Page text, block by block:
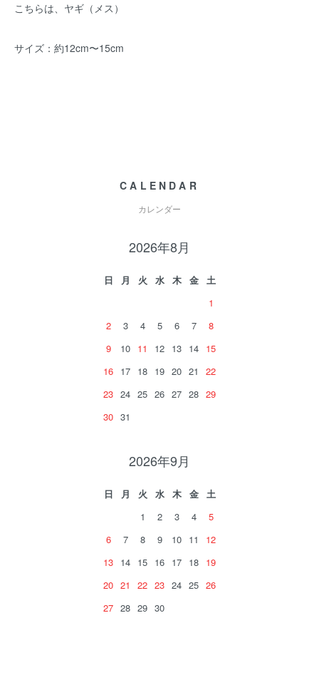
こちらは、ヤギ（メス）
サイズ：約12cm〜15cm
CALENDAR
カレンダー
2026年8月
日 月 火 水 木 金
土
1
2
3 4 5 6 7
8
9
10 11 12 13 14 15
16 17 18 19 20 21
22
23 24 25 26 27 28 29
30 31
2026年9月
日 月 火 水 木 金
土
1
2 3 4
5
6
7 8 9 10 11
12
13 14 15 16 17 18 19
20 21 22 23 24 25 26
27 28 29 30